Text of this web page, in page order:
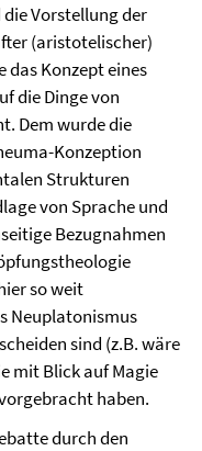
Vorstellung der
(aristotelischer)
Konzept eines
die Dinge von
Dem wurde die
Konzeption
Strukturen
von Sprache und
Bezugnahmen
so weit
Neuplatonismus
sind (z.B. wäre
mit Blick auf Magie
haben.
durch den